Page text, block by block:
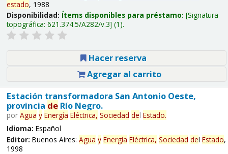
estado, 1988
Disponibilidad: Ítems disponibles para préstamo: Signatura
topográfica: 621.374.5/A282/v.3 (1).
Hacer reserva
Agregar al carrito
Estación transformadora San Antonio Oeste,
provincia deRío Negro.
por Agua y Energía Eléctrica, Sociedad del Estado.
Idioma: Español
Editor: Buenos Aires: Agua y Energía Eléctrica, Sociedad del Estado,
1998